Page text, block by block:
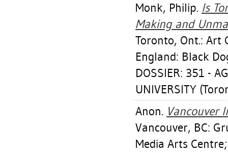
Monk, Philip. Is
Making and
Toronto, Ont.: Art
England: Black
DOSSIER: 351 -
UNIVERSITY
Anon. Vancouver
Vancouver, BC:
Media Arts